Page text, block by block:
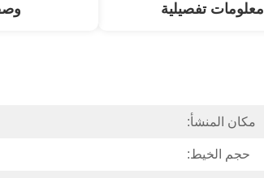
معلومات تفصيلية
مكان المنشأ:
حجم الخيط: